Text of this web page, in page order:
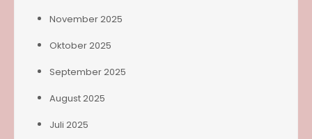
November 2025
Oktober 2025
September 2025
August 2025
Juli 2025